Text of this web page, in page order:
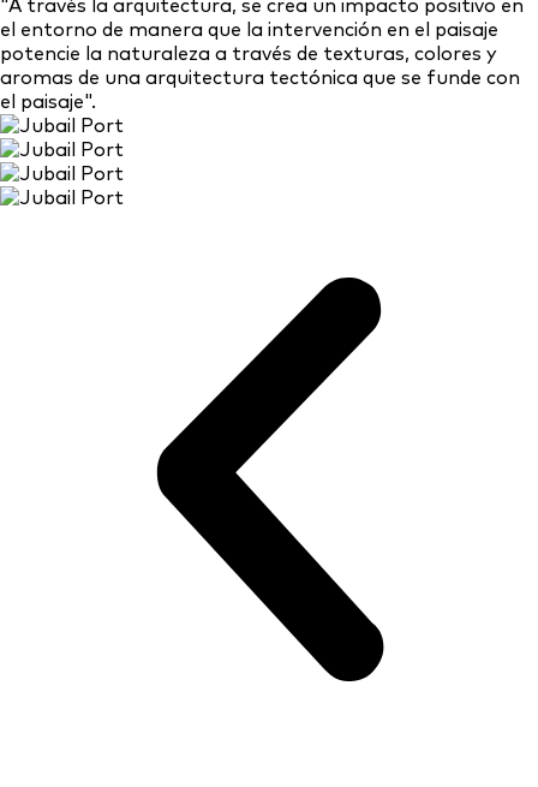
"A través la arquitectura, se crea un impacto positivo en
el entorno de manera que la intervención en el paisaje
potencie la naturaleza a través de texturas, colores y
aromas de una arquitectura tectónica que se funde con
el paisaje".